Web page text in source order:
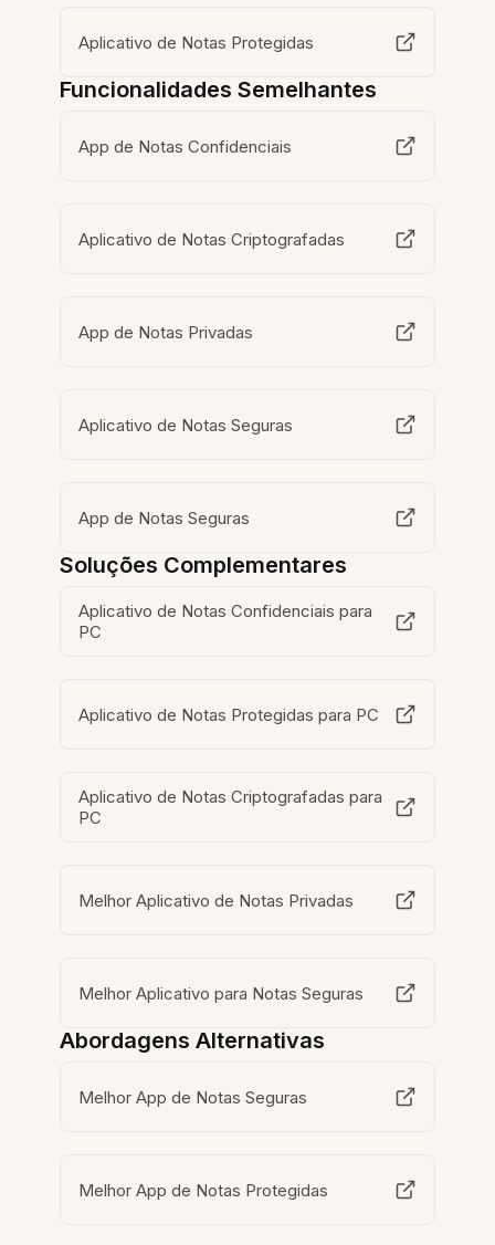
Aplicativo de Notas Protegidas
Funcionalidades Semelhantes
App de Notas Confidenciais
Aplicativo de Notas Criptografadas
App de Notas Privadas
Aplicativo de Notas Seguras
App de Notas Seguras
Soluções Complementares
Aplicativo de Notas Confidenciais para
PC
Aplicativo de Notas Protegidas para PC
Aplicativo de Notas Criptografadas para
PC
Melhor Aplicativo de Notas Privadas
Melhor Aplicativo para Notas Seguras
Abordagens Alternativas
Melhor App de Notas Seguras
Melhor App de Notas Protegidas